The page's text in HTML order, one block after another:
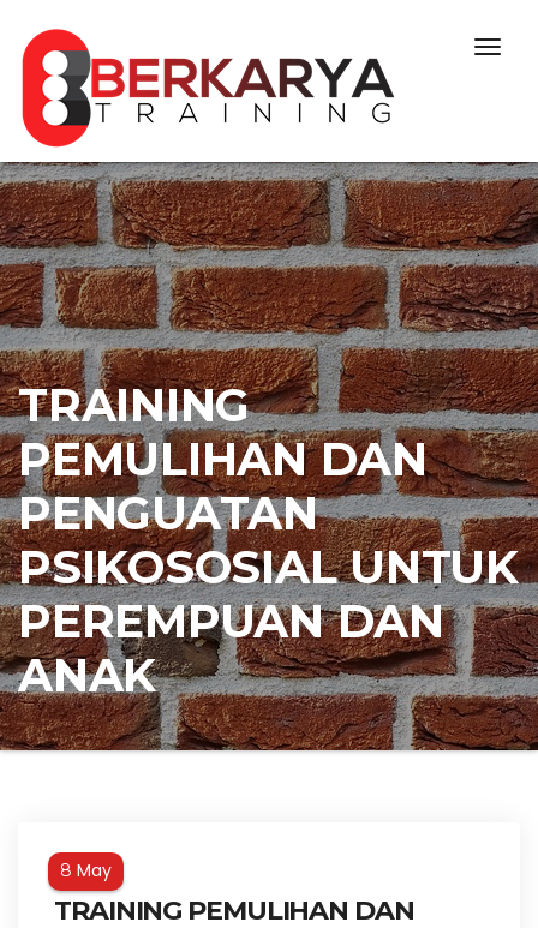
TRAINING
PEMULIHAN DAN
PENGUATAN
PSIKOSOSIAL UNTUK
PEREMPUAN DAN
ANAK
8 May
TRAINING PEMULIHAN DAN